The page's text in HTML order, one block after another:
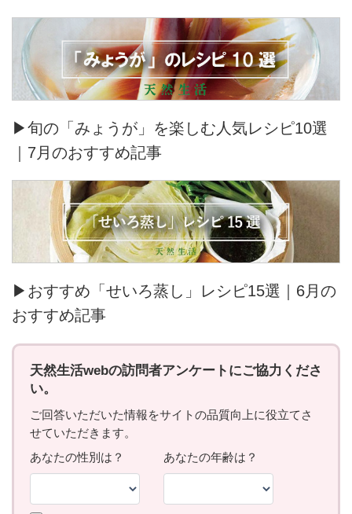
▶旬の「みょうが」を楽しむ人気レシピ10選
｜7月のおすすめ記事
▶おすすめ「せいろ蒸し」レシピ15選｜6月の
おすすめ記事